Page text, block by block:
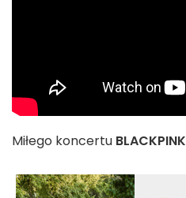
Miłego koncertu BLACKPINK